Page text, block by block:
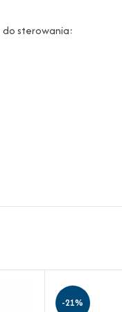
do sterowania:
-21%